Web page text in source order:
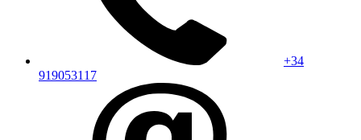
+34
919053117